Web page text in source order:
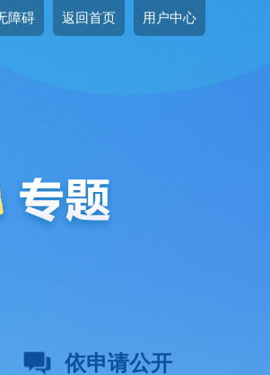
障碍 返回首页 用户中心
依申请公开